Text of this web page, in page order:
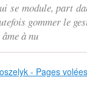
se module, part
gommer le
à nu